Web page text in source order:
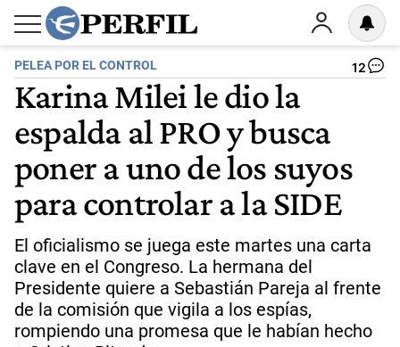
PELEA POR EL CONTROL 12
Karina Milei le dio la
espalda al PRO y busca
poner a uno de los suyos
para controlar a la SIDE
El oficialismo se juega este martes una carta
clave en el Congreso. La hermana del
Presidente quiere a Sebastián Pareja al frente
de la comisión que vigila a los espías,
rompiendo una promesa que le habían hecho